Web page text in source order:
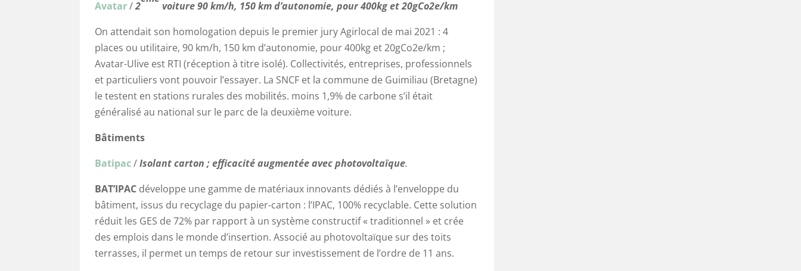
Avatar /2
voiture 90 km/h, 150 km d’autonomie, pour 400kg et 20gCo2e/km
On attendait son homologation depuis le premier jury Agirlocal de mai 2021 : 4
places ou utilitaire, 90 km/h, 150 km d’autonomie, pour 400kg et 20gCo2e/km ;
Avatar-Ulive est RTI (réception à titre isolé). Collectivités, entreprises, professionnels
et particuliers vont pouvoir l’essayer. La SNCF et la commune de Guimiliau (Bretagne)
le testent en stations rurales des mobilités. moins 1,9% de carbone s’il était
généralisé au national sur le parc de la deuxième voiture.
Bâtiments
Batipac/Isolant carton ; efficacité augmentée avec photovoltaïque.
BAT’IPAC développe une gamme de matériaux innovants dédiés à l’enveloppe du
bâtiment, issus du recyclage du papier-carton : l’IPAC, 100% recyclable. Cette solution
réduit les GES de 72% par rapport à un système constructif « traditionnel » et crée
des emplois dans le monde d’insertion. Associé au photovoltaïque sur des toits
terrasses, il permet un temps de retour sur investissement de l’ordre de 11 ans.